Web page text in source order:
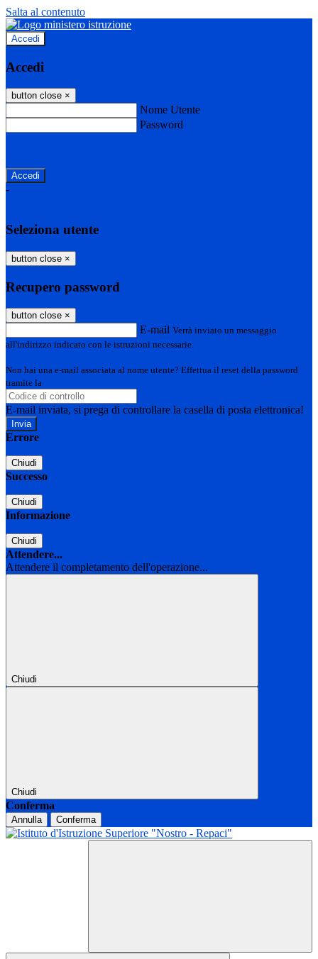
Salta al contenuto
Accedi
Accedi
button close ×
Nome Utente
Password
-
Seleziona utente
button close ×
Recupero password
button close ×
E-mail Verrà inviato un messaggio
all'indirizzo indicato con le istruzioni necessarie.
Non hai una e-mail associata al nome utente? Effettua il reset della password
tramite la
E-mail inviata, si prega di controllare la casella di posta elettronica!
Errore
Chiudi
Successo
Chiudi
Informazione
Chiudi
Attendere...
Attendere il completamento dell'operazione...
Chiudi
Chiudi
Conferma
Annulla Conferma